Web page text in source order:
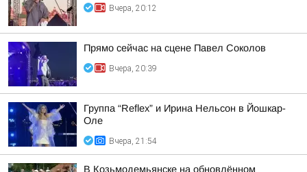
Вчера, 20:12
Прямо сейчас на сцене Павел Соколов
Вчера, 20:39
Группа “Reflex” и Ирина Нельсон в Йошкар-
Оле
Вчера, 21:54
В Козьмодемьянске на обновлённом